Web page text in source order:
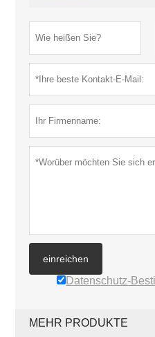
einreichen
Datenschutz-
MEHR PRODUKTE